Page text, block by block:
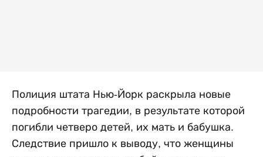
Полиция штата Нью-Йорк раскрыла новые
подробности трагедии, в результате которой
погибли четверо детей, их мать и бабушка.
Следствие пришло к выводу, что женщины